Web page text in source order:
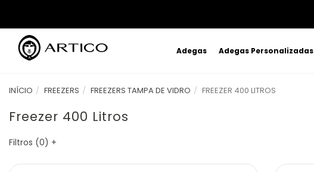
Adegas Adegas Personalizadas
INÍCIO FREEZERS FREEZERS TAMPA DE VIDRO FREEZER 400 LITROS
Freezer 400 Litros
Filtros (0) +